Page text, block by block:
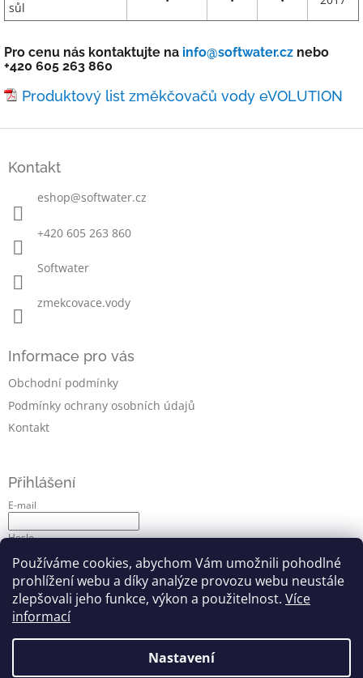
Používáme cookies, abychom Vám umožnili pohodlné
prohlížení webu a díky analýze provozu webu neustále
zlepšovali jeho funkce, výkon a použitelnost. Více
informací
Nastavení
sůl
Pro cenu nás kontaktujte na info@softwater.cz nebo
+420 605 263 860
Produktový list změkčovačů vody eVOLUTION
Kontakt
eshop@softwater.cz
+420 605 263 860
Softwater
zmekcovace.vody
Informace pro vás
Obchodní podmínky
Podmínky ochrany osobních údajů
Kontakt
Přihlášení
E-mail
Heslo
Přihlásit se
Nová registraceZapomenuté heslo
softwater.cz